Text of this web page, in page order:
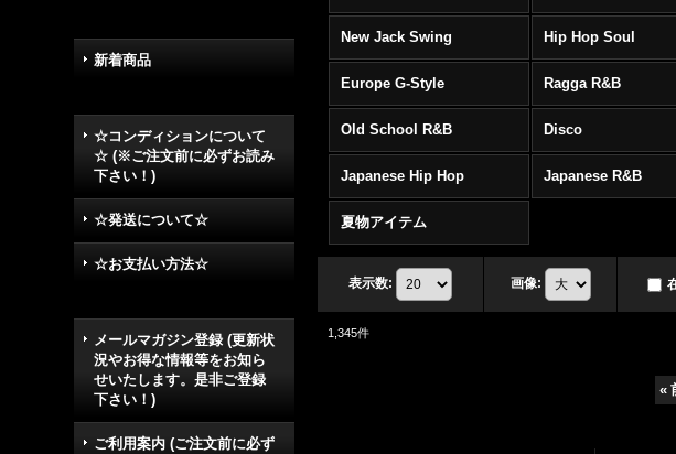
新着商品
☆コンディションについて
☆ (※ご注文前に必ずお読み
下さい！)
☆発送について☆
☆お支払い方法☆
メールマガジン登録 (更新状
況やお得な情報等をお知ら
せいたします。是非ご登録
下さい！)
ご利用案内 (ご注文前に必ず
New Jack Swing Hip Hop Soul
Europe G-Style Ragga R&B
Old School R&B Disco
Japanese Hip Hop Japanese R&B
夏物アイテム
表示数: 画像:
1,345件
«